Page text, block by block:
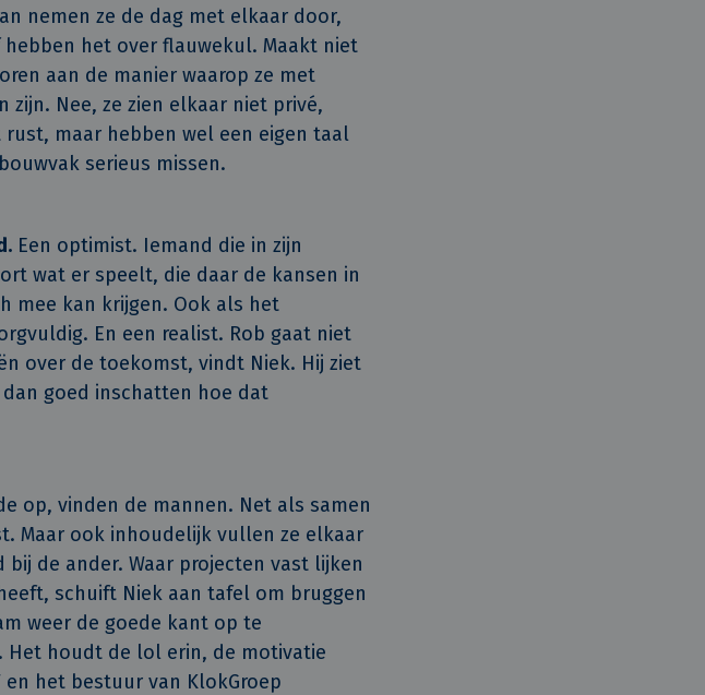
nemen ze de dag met elkaar door,
het over flauwe­kul. Maakt niet
aan de manier waarop ze met
Nee, ze zien elkaar niet privé,
maar hebben wel een eigen taal
serieus missen.
Een optimist. Iemand die in zijn
wat er speelt, die daar de kansen in
mee kan krijgen. Ook als het
En een realist. Rob gaat niet
over de toekomst, vindt Niek. Hij ziet
goed inschatten hoe dat
op, vinden de mannen. Net als samen
Maar ook inhoudelijk vullen ze elkaar
de ander. Waar projecten vast lijken
schuift Niek aan tafel om bruggen
weer de goede kant op te
Het houdt de lol erin, de motivatie
het bestuur van KlokGroep